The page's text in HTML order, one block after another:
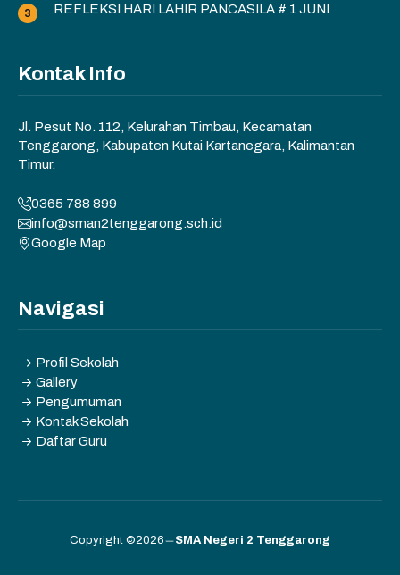
REFLEKSI HARI LAHIR PANCASILA # 1 JUNI
Kontak Info
Jl. Pesut No. 112, Kelurahan Timbau, Kecamatan
Tenggarong, Kabupaten Kutai Kartanegara, Kalimantan
Timur.
0365 788 899
info@sman2tenggarong.sch.id
Google Map
Navigasi
Profil Sekolah
Gallery
Pengumuman
Kontak Sekolah
Daftar Guru
Copyright ©2026 SMA Negeri 2 Tenggarong